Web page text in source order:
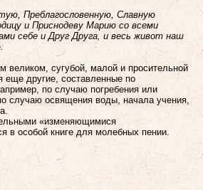
Преблагословенную, Славную
и Приснодеву Марию со всеми
себе и Друг Друга, и весь живот наш
великом, сугубой, малой и просительной
еще другие, составленные по
по случаю погребения или
случаю освящения воды, начала учения,
«изменяющимися
в особой книге для молебных пении.